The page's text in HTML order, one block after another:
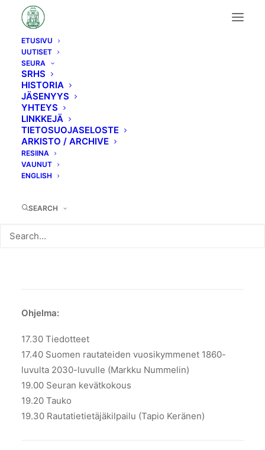
ETUSIVU
UUTISET
SEURA
SRHS
HISTORIA
JÄSENYYS
YHTEYS
LINKKEJÄ
TIETOSUOJASELOSTE
ARKISTO / ARCHIVE
RESIINA
VAUNUT
ENGLISH
SEARCH
Uutinen/tapahtuma
Kerhoilta 25.4.2022
25.4.2022 klo 17.30
Ohjelma:
17.30 Tiedotteet
17.40 Suomen rautateiden vuosikymmenet 1860-
luvulta 2030-luvulle (Markku Nummelin)
19.00 Seuran kevätkokous
19.20 Tauko
19.30 Rautatietietäjäkilpailu (Tapio Keränen)